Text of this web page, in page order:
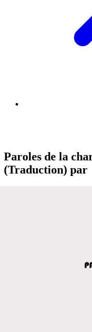
Paroles de la
(Traduction) par